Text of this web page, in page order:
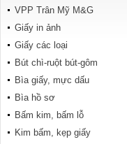
VPP Trân Mỹ M&G
Giấy in ảnh
Giấy các loại
Bút chì-ruột bút-gôm
Bìa giấy, mực dấu
Bìa hồ sơ
Bấm kim, bấm lỗ
Kim bấm, kẹp giấy
Tập Tranh đông hồ 200 trang